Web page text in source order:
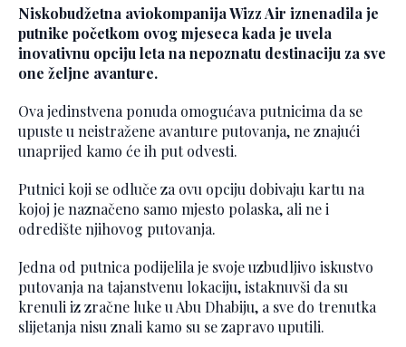
Niskobudžetna aviokompanija Wizz Air iznenadila je
putnike početkom ovog mjeseca kada je uvela
inovativnu opciju leta na nepoznatu destinaciju za sve
one željne avanture.
Ova jedinstvena ponuda omogućava putnicima da se
upuste u neistražene avanture putovanja, ne znajući
unaprijed kamo će ih put odvesti.
Putnici koji se odluče za ovu opciju dobivaju kartu na
kojoj je naznačeno samo mjesto polaska, ali ne i
odredište njihovog putovanja.
Jedna od putnica podijelila je svoje uzbudljivo iskustvo
putovanja na tajanstvenu lokaciju, istaknuvši da su
krenuli iz zračne luke u Abu Dhabiju, a sve do trenutka
slijetanja nisu znali kamo su se zapravo uputili.